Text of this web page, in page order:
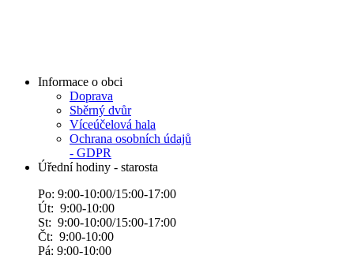
Informace o obci
Doprava
Sběrný dvůr
Víceúčelová hala
Ochrana osobních údajů
- GDPR
Úřední hodiny - starosta
Po: 9:00-10:00/15:00-17:00
Út: 9:00-10:00
St: 9:00-10:00/15:00-17:00
Čt: 9:00-10:00
Pá: 9:00-10:00